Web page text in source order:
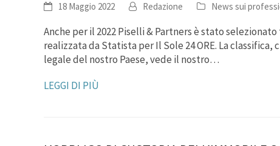
18 Maggio 2022 Redazione News sui
Anche per il 2022 Piselli & Partners è stato
realizzata da Statista per Il Sole 24 ORE. La
legale del nostro Paese, vede il nostro…
LEGGI DI PIÙ